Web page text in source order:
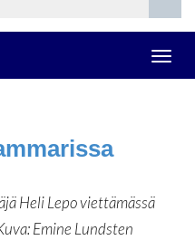
Heli Lepo viettämässä
Emine Lundsten